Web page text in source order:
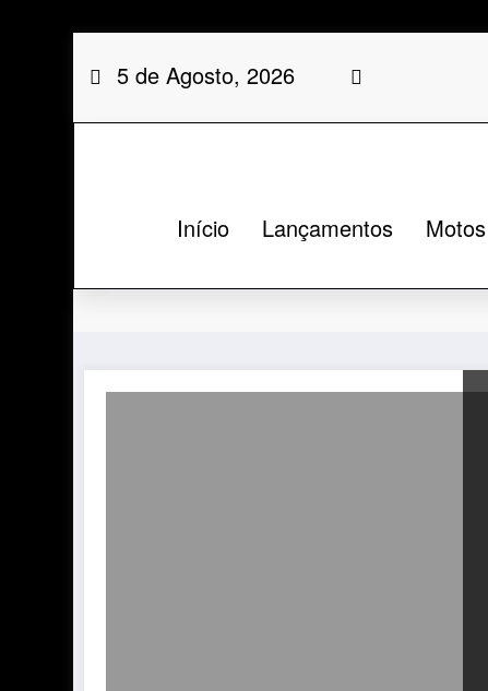
para
conteúdo
5 de Agosto, 2026
Início Lançamentos Motos